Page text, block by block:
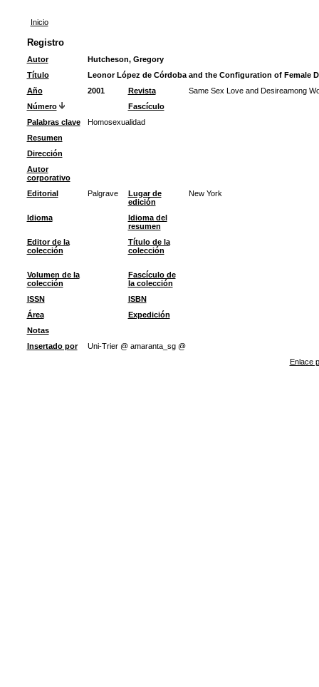
Inicio
Registro
Autor
Hutcheson, Gregory
Título
Leonor López de Córdoba and the Configuration of Female
Año
2001 Revista
Same Sex Love and Desireamong
Número
Fascículo
Palabras clave
Homosexualidad
Resumen
Dirección
Autor
corporativo
Editorial
Palgrave
Lugar de
edición
New York
Idioma
Idioma del
resumen
Editor de la
colección
Título de la
colección
Volumen de la
colección
Fascículo de
la colección
ISSN
ISBN
Área
Expedición
Notas
Insertado por
Uni-Trier @ amaranta_sg @
Enlace